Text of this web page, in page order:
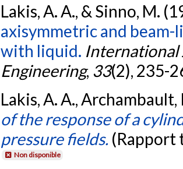
Lakis, A. A., & Sinno, M.
axisymmetric and
with liquid. International
Engineering, 33(2), 235-
Lakis, A. A.,
of the response of a
pressure fields. (Rapport
Non disponible